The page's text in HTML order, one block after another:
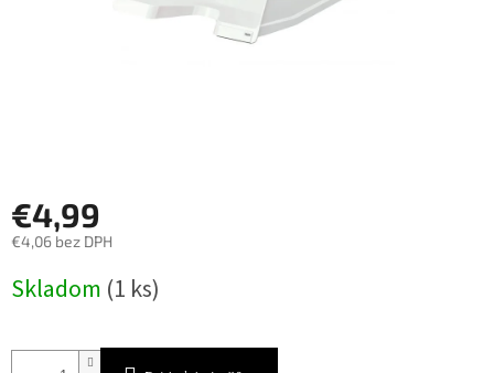
€4,99
€4,06 bez DPH
cena:
Skladom (1 ks)